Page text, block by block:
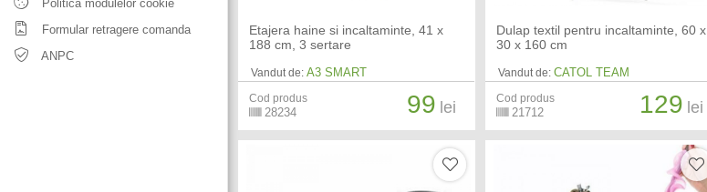
Politica modulelor cookie
Formular retragere comanda
ANPC
Etajera haine si incaltaminte, 41 x
188 cm, 3 sertare
Vandut de: A3 SMART
Cod produs
28234 99 lei
Dulap textil pentru incaltaminte, 60 x
30 x 160 cm
Vandut de: CATOL TEAM
Cod produs
21712 129 lei